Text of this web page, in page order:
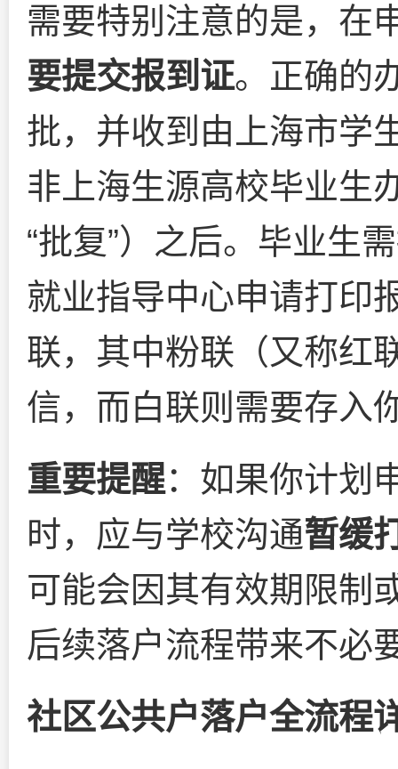
需要特别注意的是，在
要提交报到证。正确的
批，并收到由上海市学
非上海生源高校毕业生
“批复”）之后。毕业生
就业指导中心申请打印
联，其中粉联（又称红
信，而白联则需要存入
重要提醒：如果你计划
时，应与学校沟通暂缓
可能会因其有效期限制
后续落户流程带来不必
社区公共户落户全流程